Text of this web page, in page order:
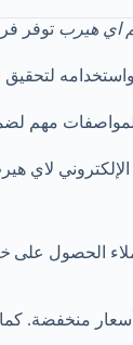
اي هيرب توفر
مهم
الحصول على
منخفضة.